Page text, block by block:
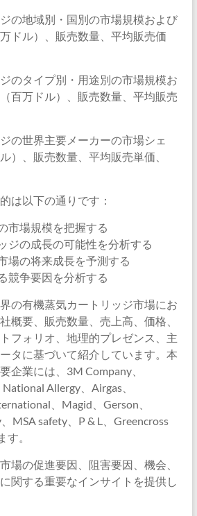
の地域別・国別の市場規模および
ドル）、販売数量、平均販売価
のタイプ別・用途別の市場規模お
百万ドル）、販売数量、平均販売
の世界主要メーカーの市場シェ
）、販売数量、平均販売単価、
は以下の通りです：
市場規模を把握する
ジの成長の可能性を分析する
場の将来成長を予測する
競争要因を分析する
の有機蒸気カートリッジ市場にお
概要、販売数量、売上高、価格、
フォリオ、地理的プレゼンス、主
タに基づいて紹介しています。本
企業には、3M Company、
Allergy、Airgas、
、Magid、Gerson、
MSA safety、P & L、Greencross
。
場の促進要因、阻害要因、機会、
関する重要なインサイトを提供し